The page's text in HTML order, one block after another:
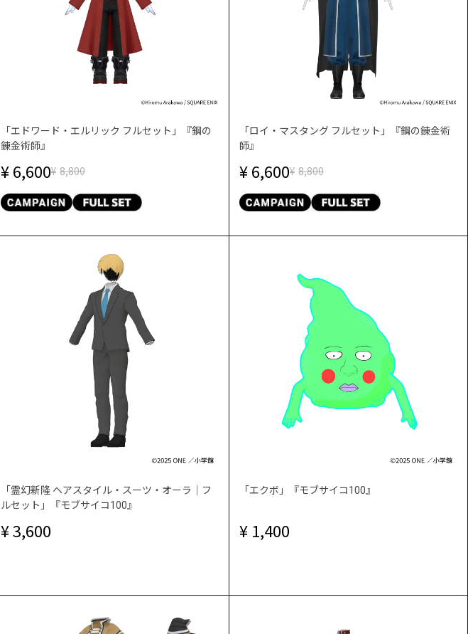
「エドワード・エルリック フルセット」『鋼の
錬金術師』
6,600 8,800
「ロイ・マスタング フルセット」『鋼の錬金術
師』
6,600 8,800
「霊幻新隆 ヘアスタイル・スーツ・オーラ｜フ
ルセット」『モブサイコ100』
3,600
「エクボ」『モブサイコ100』
1,400